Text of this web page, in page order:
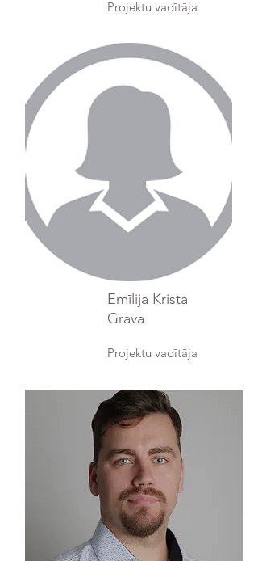
Projektu vadītāja
Emīlija Krista
Grava
Projektu vadītāja